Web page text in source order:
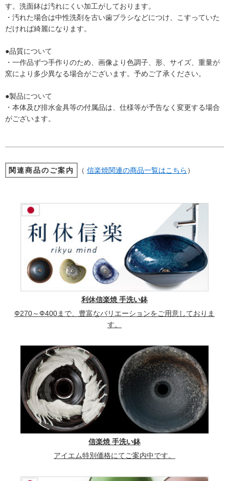
す。洗面鉢は汚れにくい加工がしております。
・汚れた場合は中性洗剤を古い歯ブラシなどにつけ、こすっていた
だければ綺麗になります。
●品質について
・一作品ずつ手作りのため、画像より色調子、形、サイズ、重量が
窯により多少異なる場合がございます。予めご了承ください。
●製品について
・本体及び排水金具等の付属品は、仕様等が予告なく変更する場合
がございます。
関連商品のご案内 （ 信楽焼関連の商品一覧はこちら ）
利休信楽焼 手洗い鉢
Ф270～Ф400まで、豊富なバリエーションをご用意しておりま
す。
信楽焼 手洗い鉢
アイエム特別価格にてご案内中です。